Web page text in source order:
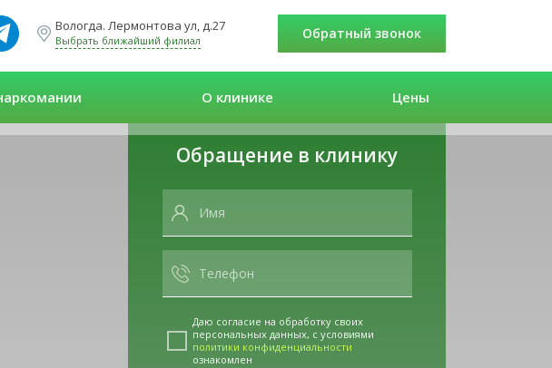
Вологда. Лермонтова ул, д.27
Выбрать ближайший филиал Обратный звонок
О клинике Цены
Обращение в клинику
Даю согласие на обработку своих
персональных данных, с условиями
политики конфиденциальности
ознакомлен